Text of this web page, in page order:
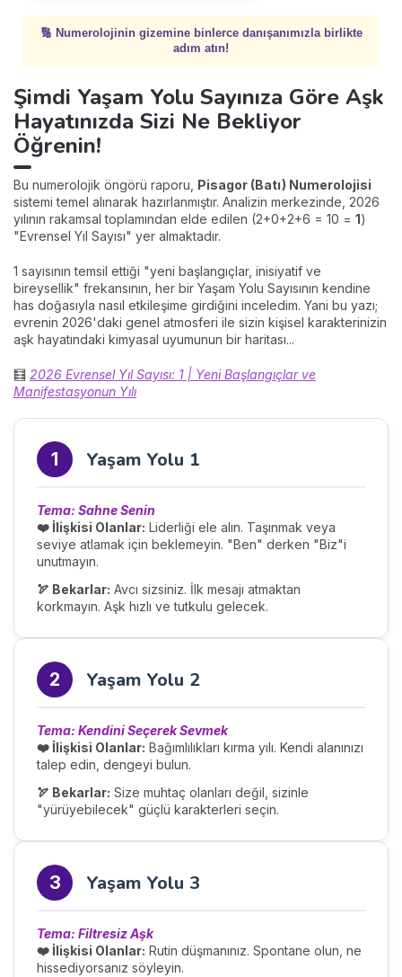
🔢 Numerolojinin gizemine binlerce danışanımızla birlikte
adım atın!
Şimdi Yaşam Yolu Sayınıza Göre Aşk
Hayatınızda Sizi Ne Bekliyor
Öğrenin!
Bu numerolojik öngörü raporu, Pisagor (Batı) Numerolojisi
sistemi temel alınarak hazırlanmıştır. Analizin merkezinde, 2026
yılının rakamsal toplamından elde edilen (2+0+2+6 = 10 = 1)
"Evrensel Yıl Sayısı" yer almaktadır.
1 sayısının temsil ettiği "yeni başlangıçlar, inisiyatif ve
bireysellik" frekansının, her bir Yaşam Yolu Sayısının kendine
has doğasıyla nasıl etkileşime girdiğini inceledim. Yani bu yazı;
evrenin 2026'daki genel atmosferi ile sizin kişisel karakterinizin
aşk hayatındaki kimyasal uyumunun bir haritası...
🧮 2026 Evrensel Yıl Sayısı: 1 | Yeni Başlangıçlar ve
Manifestasyonun Yılı
1 Yaşam Yolu 1
Tema: Sahne Senin
❤️ İlişkisi Olanlar: Liderliği ele alın. Taşınmak veya
seviye atlamak için beklemeyin. "Ben" derken "Biz"i
unutmayın.
🏹 Bekarlar: Avcı sizsiniz. İlk mesajı atmaktan
korkmayın. Aşk hızlı ve tutkulu gelecek.
2 Yaşam Yolu 2
Tema: Kendini Seçerek Sevmek
❤️ İlişkisi Olanlar: Bağımlılıkları kırma yılı. Kendi alanınızı
talep edin, dengeyi bulun.
🏹 Bekarlar: Size muhtaç olanları değil, sizinle
"yürüyebilecek" güçlü karakterleri seçin.
3 Yaşam Yolu 3
Tema: Filtresiz Aşk
❤️ İlişkisi Olanlar: Rutin düşmanınız. Spontane olun, ne
hissediyorsanız söyleyin.